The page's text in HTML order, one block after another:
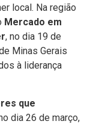
local. Na região
Mercado em
, no dia 19 de
Minas Gerais
à liderança
que
dia 26 de março,